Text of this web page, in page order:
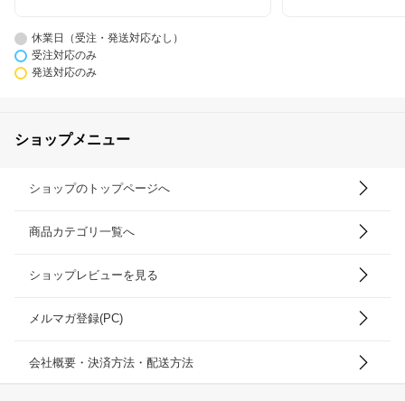
休業日（受注・発送対応なし）
受注対応のみ
発送対応のみ
ショップメニュー
ショップのトップページへ
商品カテゴリ一覧へ
ショップレビューを見る
メルマガ登録(PC)
会社概要・決済方法・配送方法